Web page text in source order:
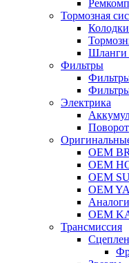
Тормозная
Шланги
Фильтры
Электрика
OEM
OEM
OEM
OEM
OEM
Трансмиссия